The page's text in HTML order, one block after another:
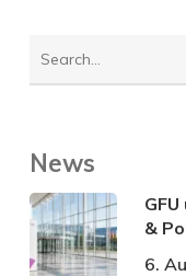
News
&
6.